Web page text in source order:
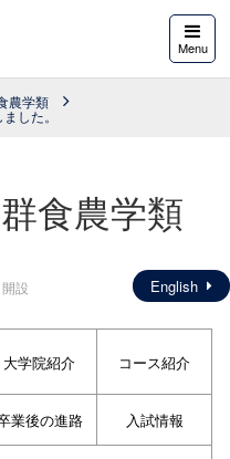
Menu
農学類
した。
食農学類
設 English
大学院紹介 コース紹介
業後の進路 入試情報